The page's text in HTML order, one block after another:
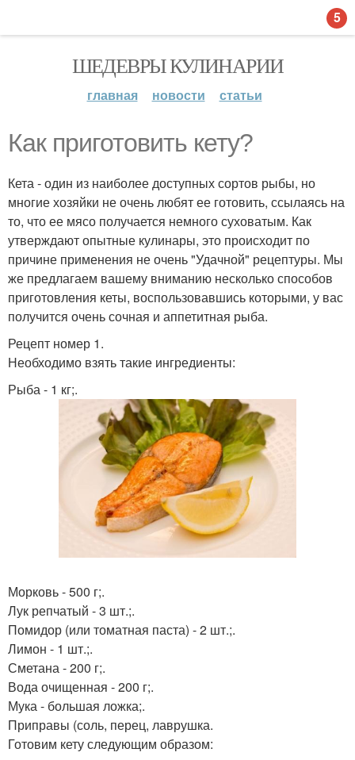
ШЕДЕВРЫ КУЛИНАРИИ
главная новости статьи
Как приготовить кету?
Кета - один из наиболее доступных сортов рыбы, но
многие хозяйки не очень любят ее готовить, ссылаясь на
то, что ее мясо получается немного суховатым. Как
утверждают опытные кулинары, это происходит по
причине применения не очень "Удачной" рецептуры. Мы
же предлагаем вашему вниманию несколько способов
приготовления кеты, воспользовавшись которыми, у вас
получится очень сочная и аппетитная рыба.
Рецепт номер 1.
Необходимо взять такие ингредиенты:
Рыба - 1 кг;.
Морковь - 500 г;.
Лук репчатый - 3 шт.;.
Помидор (или томатная паста) - 2 шт.;.
Лимон - 1 шт.;.
Сметана - 200 г;.
Вода очищенная - 200 г;.
Мука - большая ложка;.
Приправы (соль, перец, лаврушка.
Готовим кету следующим образом:
5